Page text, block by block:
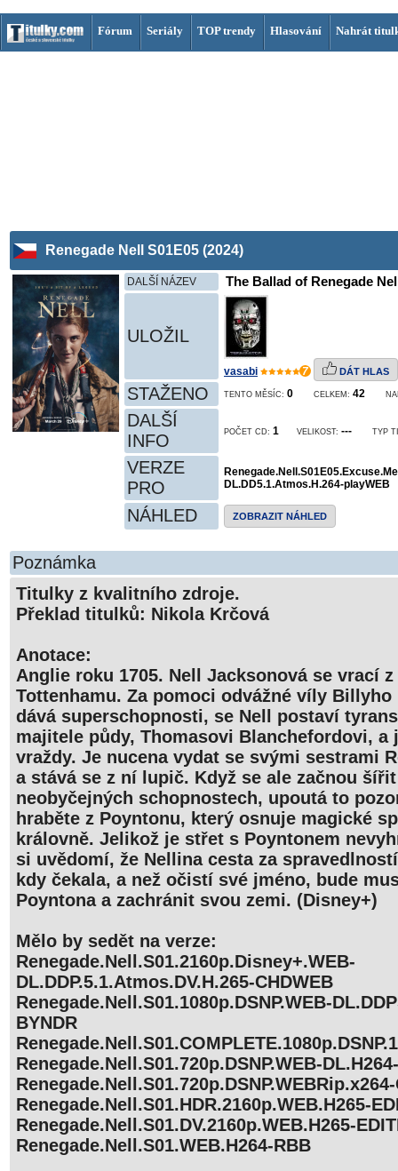
Fórum Seriály TOP trendy Hlasování Nahrát
Renegade Nell S01E05 (2024)
DALŠÍ NÁZEV The Ballad of Renegade
ULOŽIL
vasabi 7 DÁT HLAS
STAŽENO TENTO MĚSÍC: 0 CELKEM: 42
DALŠÍ
INFO
POČET CD: 1 VELIKOST: --- TYP
VERZE
PRO
DL.DD5.1.Atmos.H.264-playWEB
NÁHLED ZOBRAZIT NÁHLED
Poznámka
Titulky z kvalitního zdroje.
Překlad titulků: Nikola Krčová
Anotace:
Anglie roku 1705. Nell Jacksonová se vrací
Tottenhamu. Za pomoci odvážné víly
dává superschopnosti, se Nell postaví
majitele půdy, Thomasovi Blanchefordovi, a
vraždy. Je nucena vydat se svými sestrami
a stává se z ní lupič. Když se ale začnou
neobyčejných schopnostech, upoutá to
hraběte z Poyntonu, který osnuje magické
královně. Jelikož je střet s Poyntonem
si uvědomí, že Nellina cesta za
kdy čekala, a než očistí své jméno, bude
Poyntona a zachránit svou zemi. (Disney+)
Mělo by sedět na verze:
Renegade.Nell.S01.2160p.Disney+.WEB-
DL.DDP.5.1.Atmos.DV.H.265-CHDWEB
Renegade.Nell.S01.1080p.DSNP.WEB-
BYNDR
Renegade.Nell.S01.720p.DSNP.WEB-
Renegade.Nell.S01.HDR.2160p.WEB.H265-
Renegade.Nell.S01.DV.2160p.WEB.H265-
Renegade.Nell.S01.WEB.H264-RBB